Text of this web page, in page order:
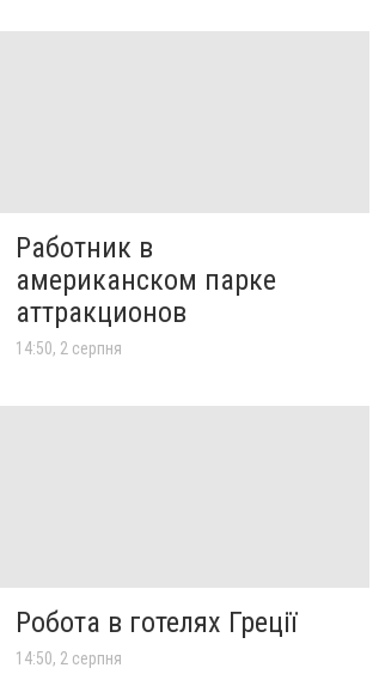
Работник в
американском парке
аттракционов
14:50, 2 серпня
Робота в готелях Греції
14:50, 2 серпня